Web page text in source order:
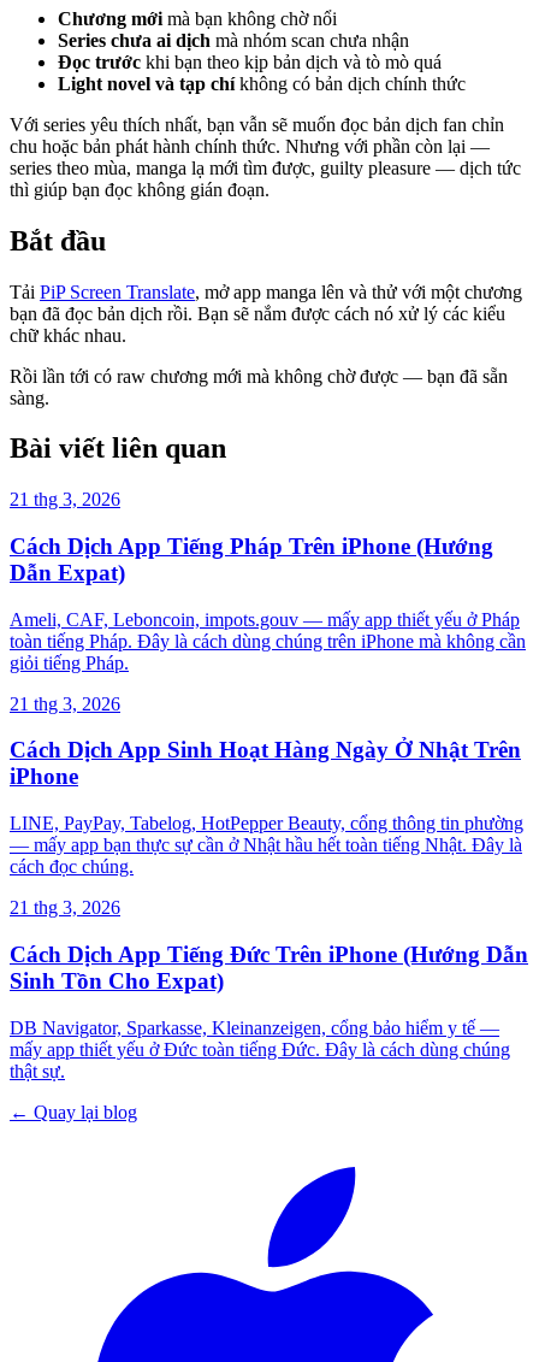
Chương mới mà bạn không chờ nổi
Series chưa ai dịch mà nhóm scan chưa nhận
Đọc trước khi bạn theo kịp bản dịch và tò mò quá
Light novel và tạp chíkhông có bản dịch chính thức
Với series yêu thích nhất, bạn vẫn sẽ muốn đọc bản dịch fan chỉn
chu hoặc bản phát hành chính thức. Nhưng với phần còn lại —
series theo mùa, manga lạ mới tìm được, guilty pleasure — dịch tức
thì giúp bạn đọc không gián đoạn.
Bắt đầu
Tải PiP Screen Translate, mở app manga lên và thử với một chương
bạn đã đọc bản dịch rồi. Bạn sẽ nắm được cách nó xử lý các kiểu
chữ khác nhau.
Rồi lần tới có raw chương mới mà không chờ được — bạn đã sẵn
sàng.
Bài viết liên quan
21 thg 3, 2026
Cách Dịch App Tiếng Pháp Trên iPhone (Hướng
Dẫn Expat)
Ameli, CAF, Leboncoin, impots.gouv — mấy app thiết yếu ở Pháp
toàn tiếng Pháp. Đây là cách dùng chúng trên iPhone mà không cần
giỏi tiếng Pháp.
21 thg 3, 2026
Cách Dịch App Sinh Hoạt Hàng Ngày Ở Nhật Trên
iPhone
LINE, PayPay, Tabelog, HotPepper Beauty, cổng thông tin phường
— mấy app bạn thực sự cần ở Nhật hầu hết toàn tiếng Nhật. Đây là
cách đọc chúng.
21 thg 3, 2026
Cách Dịch App Tiếng Đức Trên iPhone (Hướng Dẫn
Sinh Tồn Cho Expat)
DB Navigator, Sparkasse, Kleinanzeigen, cổng bảo hiểm y tế —
mấy app thiết yếu ở Đức toàn tiếng Đức. Đây là cách dùng chúng
thật sự.
← Quay lại blog